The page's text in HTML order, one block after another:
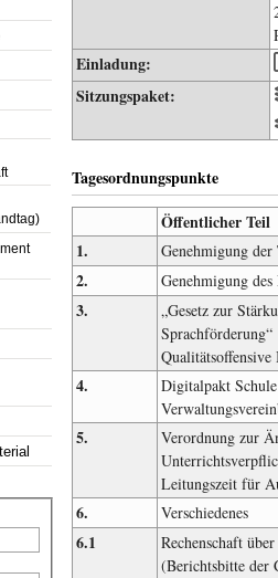
Einladung:
Sitzungspaket:
Tagesordnungspunkte
Öffentlicher Teil
1.
Genehmigung der
2. Genehmigung
3.
„Gesetz zur
Sprachförderung“
4.
Digitalpakt
5.
Verordnung zur
Leitungszeit für
6. Verschiedenes
6.1
Rechenschaft
(Berichtsbitte der